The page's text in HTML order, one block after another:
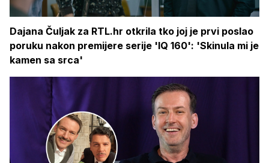
Dajana Čuljak za RTL.hr otkrila tko joj je prvi poslao
poruku nakon premijere serije 'IQ 160': 'Skinula mi je
kamen sa srca'